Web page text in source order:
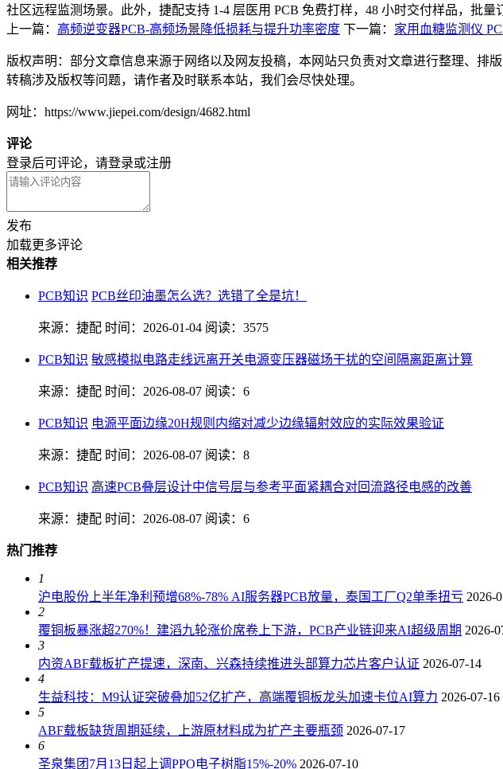
社区远程监测场景。此外，捷配支持 1-4 层医用 PCB 免费打样，48 小时交付样品，批
上一篇： 高频逆变器PCB-高频场景降低损耗与提升功率密度 下一篇： 家用血糖监测仪
版权声明：部分文章信息来源于网络以及网友投稿，本网站只负责对文章进行整理、
转稿涉及版权等问题，请作者及时联系本站，我们会尽快处理。
网址：https://www.jiepei.com/design/4682.html
评论
登录后可评论，请登录或注册
发布
加载更多评论
相关推荐
PCB知识 PCB丝印油墨怎么选？选错了全是坑！
来源：捷配 时间：2026-01-04 阅读：3575
PCB知识 敏感模拟电路走线远离开关电源变压器磁场干扰的空间隔离距离计算
来源：捷配 时间：2026-08-07 阅读：6
PCB知识 电源平面边缘20H规则内缩对减少边缘辐射效应的实际效果验证
来源：捷配 时间：2026-08-07 阅读：8
PCB知识 高速PCB叠层设计中信号层与参考平面紧耦合对回流路径电感的改善
来源：捷配 时间：2026-08-07 阅读：6
热门推荐
1
沪电股份上半年净利预增68%-78% AI服务器PCB放量，泰国工厂Q2单季扭亏 2026-
2
覆铜板暴涨超270%！建滔九轮涨价席卷上下游，PCB产业链迎来AI超级周期 2026-
3
内资ABF载板扩产提速，深南、兴森持续推进头部算力芯片客户认证 2026-07-14
4
生益科技：M9认证突破叠加52亿扩产，高端覆铜板龙头加速卡位AI算力 2026-07-16
5
ABF载板缺货周期延续，上游原材料成为扩产主要瓶颈 2026-07-17
6
圣泉集团7月13日起上调PPO电子树脂15%-20% 2026-07-10